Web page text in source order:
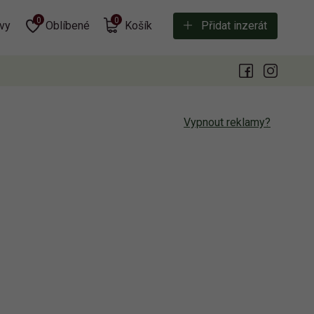
Oblíbené
0 Košík
0 Přidat inzerát
Vypnout reklamy?